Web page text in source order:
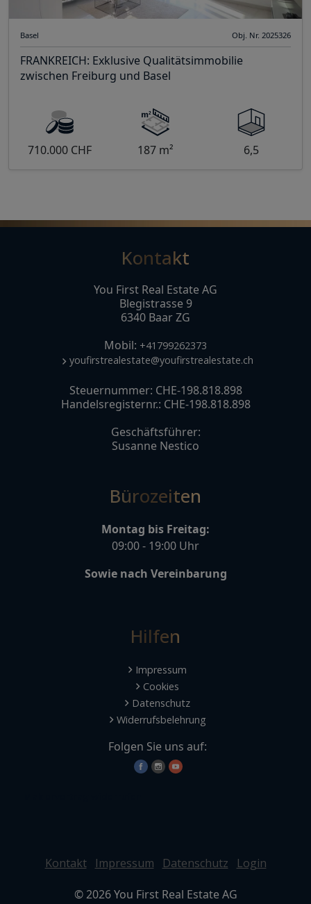
Basel Obj. Nr. 2025326
FRANKREICH: Exklusive Qualitätsimmobilie
zwischen Freiburg und Basel
710.000 CHF 187 m² 6,5
Kontakt
You First Real Estate AG
Blegistrasse 9
6340 Baar ZG
Mobil: +41799262373
youfirstrealestate@youfirstrealestate.ch
Steuernummer: CHE-198.818.898
Handelsregisternr.: CHE-198.818.898
Geschäftsführer:
Susanne Nestico
Bürozeiten
Montag bis Freitag:
09:00 - 19:00 Uhr
Sowie nach Vereinbarung
Hilfen
Impressum
Cookies
Datenschutz
Widerrufsbelehrung
Folgen Sie uns auf:
Kontakt Impressum Datenschutz Login
©2026You First Real Estate AG